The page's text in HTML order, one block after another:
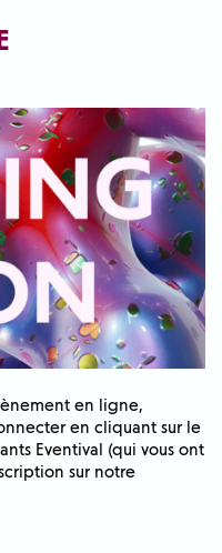
en ligne,
en cliquant sur le
Eventival (qui vous ont
sur notre